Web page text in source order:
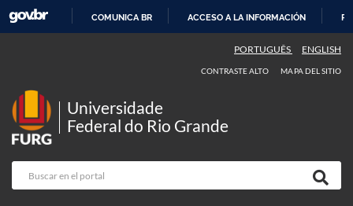
CONTENIDO
COMUNICA BR ACCESO A LA INFORMACIÓN
PORTUGUÊS ENGLISH
CONTRASTE ALTO MAPA DEL SITIO
Universidade
Federal do Rio Grande